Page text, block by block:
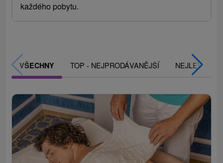
každého pobytu.
VŠECHNY TOP - NEJPRODÁVANĚJŠÍ NEJLEVNĚJŠÍ